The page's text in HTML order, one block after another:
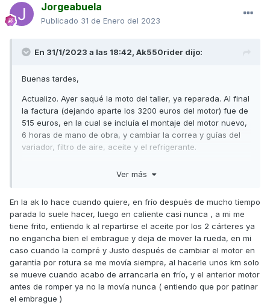
Jorgeabuela
Publicado 31 de Enero del 2023
En 31/1/2023 a las 18:42, Ak550rider dijo:
Buenas tardes,
Actualizo. Ayer saqué la moto del taller, ya reparada. Al final
la factura (dejando aparte los 3200 euros del motor) fue de
515 euros, en la cual se incluía el montaje del motor nuevo,
6 horas de mano de obra, y cambiar la correa y guías del
variador, filtro de aire, aceite y el refrigerante.
de la primera revisión y luego la venderé. Lógicamente noto
3700 euros de reparación.
Una duda que tengo, es que desde que tengo la AK 550 (la
he tenido 10.000 KM, ya que la compré con 14.000) nunca
me había girado la rueda trasera en el caballete al ralentí
cuando la arranco, pero ahora sí que me lo hace. ¿Esto es
normal o debería llevarla al taller? No he comprobado si lo
hace también en caliente, pero en frío si que se gira. En
otras motos que tengo con marchas si que lo he visto
Ver más
En la ak lo hace cuando quiere, en frío después de mucho tiempo
parada lo suele hacer, luego en caliente casi nunca , a mi me
tiene frito, entiendo k al repartirse el aceite por los 2 cárteres ya
no engancha bien el embrague y deja de mover la rueda, en mi
caso cuando la compré y Justo después de cambiar el motor en
garantía por rotura se me movía siempre, al hacerle unos km solo
se mueve cuando acabo de arrancarla en frío, y el anterior motor
antes de romper ya no la movía nunca ( entiendo que por patinar
el embrague )